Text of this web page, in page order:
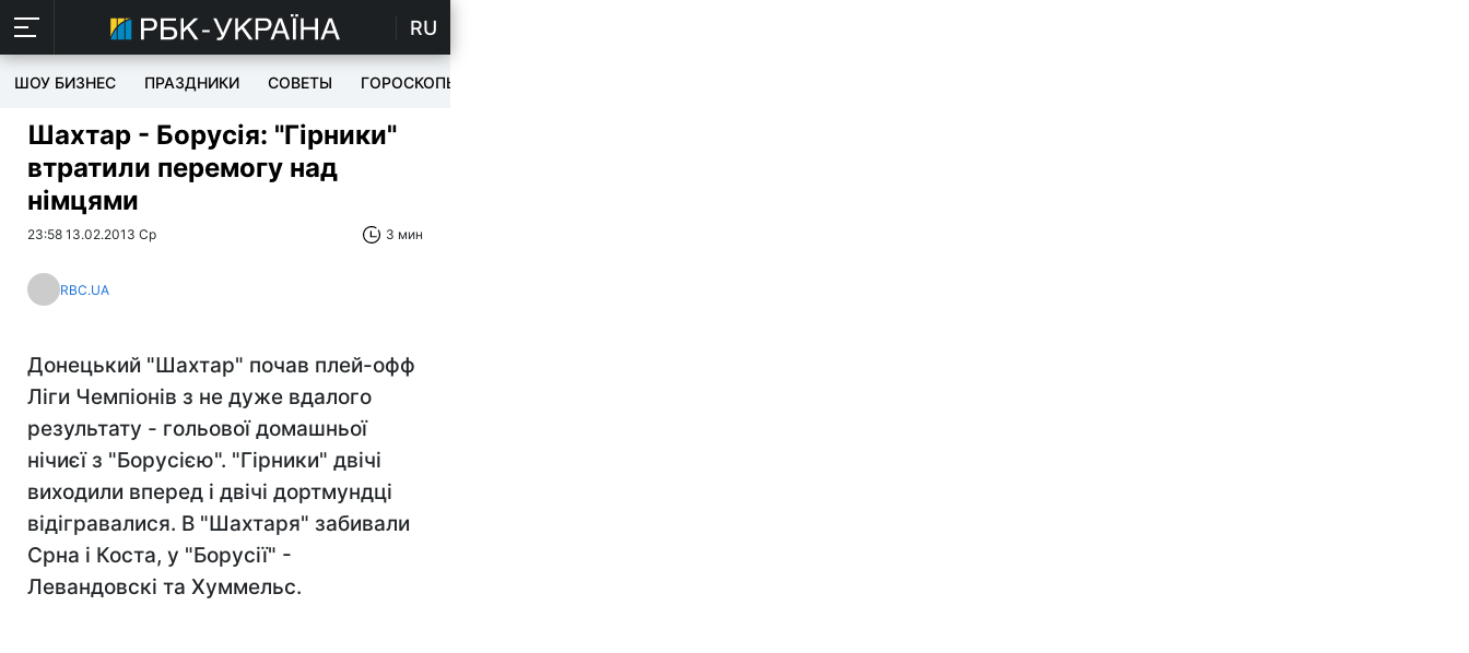
RU
ШОУ БИЗНЕС ПРАЗДНИКИ СОВЕТЫ ГОРОСКОПЫ
Шахтар - Борусія: "Гірники"
втратили перемогу над
німцями
23:58 13.02.2013 Ср 3 мин
RBC.UA
Донецький "Шахтар" почав плей-офф
Ліги Чемпіонів з не дуже вдалого
результату - гольової домашньої
нічиєї з "Борусією". "Гірники" двічі
виходили вперед і двічі дортмундці
відігравалися. В "Шахтаря" забивали
Срна і Коста, у "Борусії" -
Левандовскі та Хуммельс.